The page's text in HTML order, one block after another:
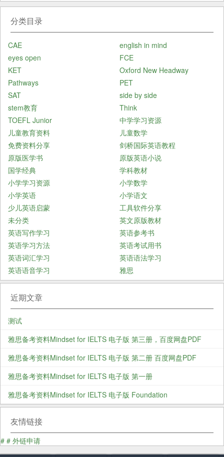
分类目录
CAE
english in mind
eyes open
FCE
KET
Oxford New Headway
Pathways
PET
SAT
side by side
stem教育
Think
TOEFL Junior
中学学习资源
儿童教育资料
儿童数学
免费资料分享
剑桥国际英语教程
原版医学书
原版英语小说
国学经典
学科教材
小学学习资源
小学数学
小学英语
小学语文
少儿英语启蒙
工具软件分享
未分类
英文原版教材
英语写作学习
英语参考书
英语学习方法
英语考试用书
英语词汇学习
英语语法学习
英语语音学习
雅思
近期文章
测试
雅思备考资料Mindset for IELTS 电子版 第三册，百度网盘PDF
雅思备考资料Mindset for IELTS 电子版 第二册 百度网盘PDF
雅思备考资料Mindset for IELTS 电子版 第一册
雅思备考资料Mindset for IELTS 电子版 Foundation
友情链接
# # 外链申请